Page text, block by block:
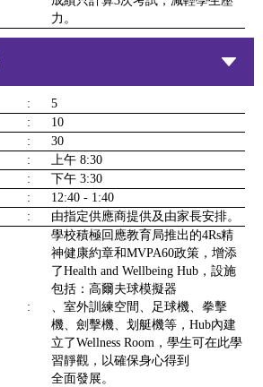
力。
:
5
:
10
:
30
:
上午 8:30
:
下午 3:30
:
12:40 - 1:40
: 由指定供應商提供及由家長安排。
:
學校積極回應教育局推出的4Rs精
神健康約章和MVPA60政策，增添
了Health and Wellbeing Hub，設施
包括：高爾夫球模擬器
、室外訓練空間、足球機、拳擊
機、劍擊機、划艇機等，Hub內建
立了Wellness Room，學生可在此學
習靜觀，以確保身心得到
全面發展。